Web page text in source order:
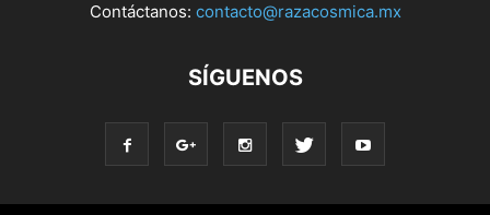
Contáctanos: contacto@razacosmica.mx
SÍGUENOS